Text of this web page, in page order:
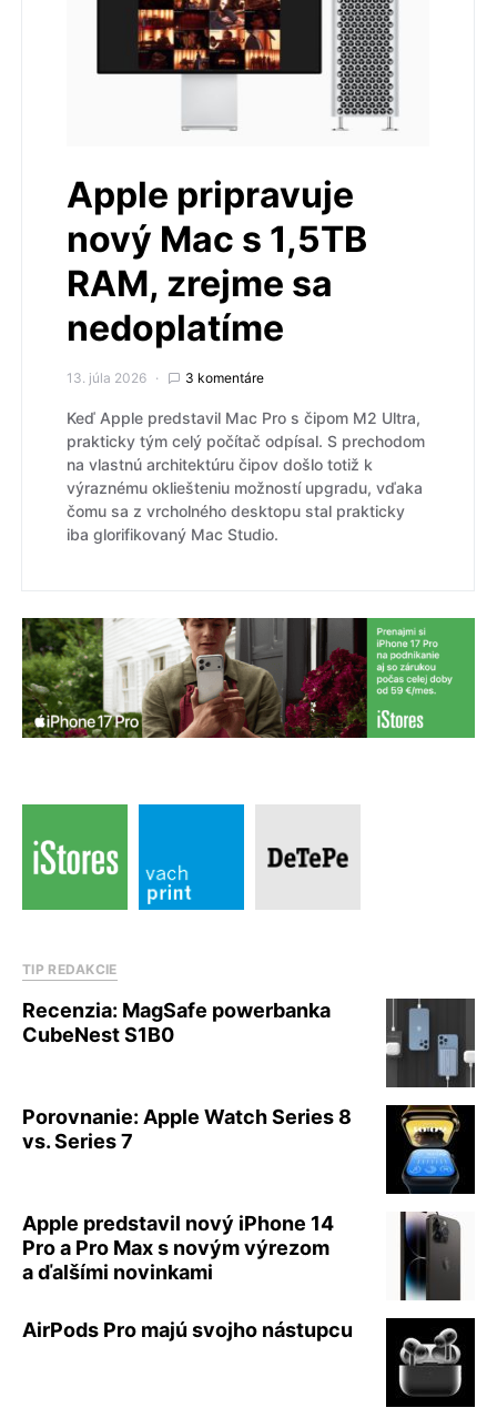
Apple pripravuje
nový Mac s 1,5TB
RAM, zrejme sa
nedoplatíme
13. júla 2026 3 komentáre
Keď Apple predstavil Mac Pro s čipom M2 Ultra,
prakticky tým celý počítač odpísal. S prechodom
na vlastnú architektúru čipov došlo totiž k
výraznému okliešteniu možností upgradu, vďaka
čomu sa z vrcholného desktopu stal prakticky
iba glorifikovaný Mac Studio.
TIP REDAKCIE
Recenzia: MagSafe powerbanka
CubeNest S1B0
Porovnanie: Apple Watch Series 8
vs. Series 7
Apple predstavil nový iPhone 14
Pro a Pro Max s novým výrezom
a ďalšími novinkami
AirPods Pro majú svojho nástupcu